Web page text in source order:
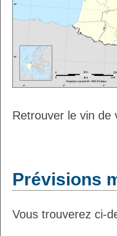
Retrouver le vin de
Prévisions
Vous trouverez ci-